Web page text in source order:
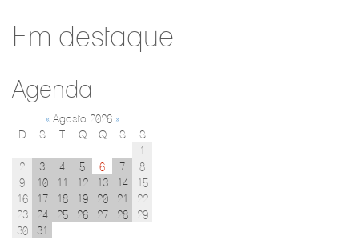
Em destaque
Agenda
«Agosto 2026 »
D
S T Q Q S
S
1
2
3 4 5 6 7
8
9
10 11 12 13 14
15
16
17 18 19 20 21
22
23
24 25 26 27 28
29
30
31